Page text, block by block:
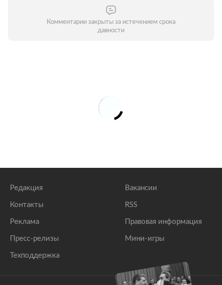
Комментарии закрыты за истечением срока
давности
Редакция
Контакты
Реклама
Пресс-релизы
Техподдержка
Вакансии
RSS
Правовая информация
Мини-игры